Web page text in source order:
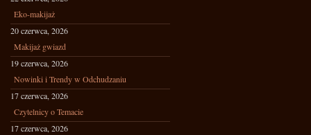
Eko-makijaż
20 czerwca, 2026
Makijaż gwiazd
19 czerwca, 2026
Nowinki i Trendy w Odchudzaniu
17 czerwca, 2026
Czytelnicy o Temacie
17 czerwca, 2026